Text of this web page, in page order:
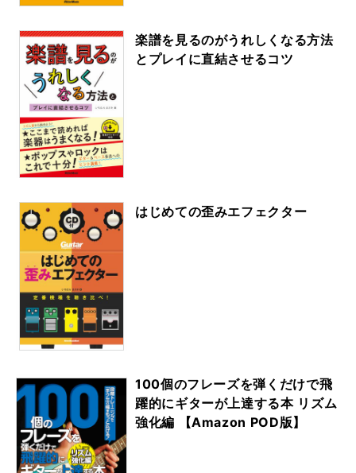
楽譜を見るのがうれしくなる方法
とプレイに直結させるコツ
はじめての歪みエフェクター
100個のフレーズを弾くだけで飛
躍的にギターが上達する本 リズム
強化編 【Amazon POD版】